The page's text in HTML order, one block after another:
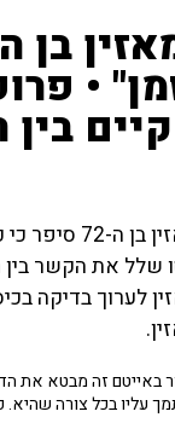
•
המאזין
שלל את הקשר בין
לערוך בדיקה
באייטם זה מבטא את
עליו בכל צורה